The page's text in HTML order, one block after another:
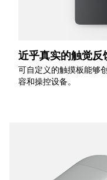
近乎真实的触觉反
可自定义的触摸板能够
容和操控设备。